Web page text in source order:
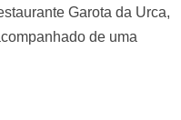
Garota da Urca,
de uma